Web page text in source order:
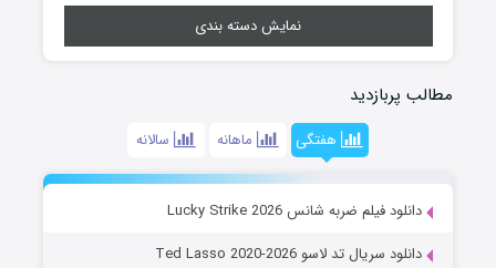
نمایش دسته بندی
مطالب پربازدید
هفتگی ماهانه سالانه
دانلود فیلم ضربه شانس Lucky Strike 2026
دانلود سریال تد لاسو Ted Lasso 2020-2026